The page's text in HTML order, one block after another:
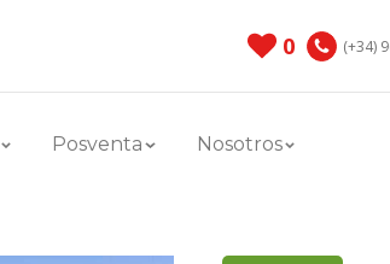
0 (+34)
Posventa Nosotros